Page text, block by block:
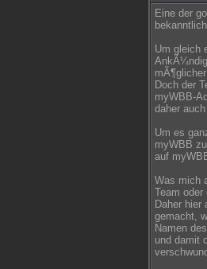
Eine der
Um gleich
Doch der
myWBB-
daher
Um es
myWBB
auf
Was mich
Team
Daher hier
gemacht,
Namen
und damit